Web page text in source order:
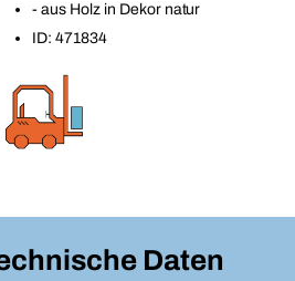
- aus Holz in Dekor natur
ID: 471834
Daten